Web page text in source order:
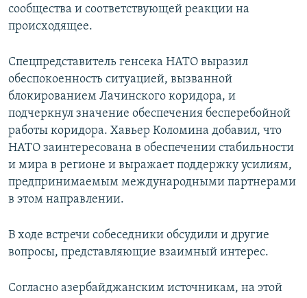
сообщества и соответствующей реакции на
происходящее.
Спецпредставитель генсека НАТО выразил
обеспокоенность ситуацией, вызванной
блокированием Лачинского коридора, и
подчеркнул значение обеспечения бесперебойной
работы коридора. Хавьер Коломина добавил, что
НАТО заинтересована в обеспечении стабильности
и мира в регионе и выражает поддержку усилиям,
предпринимаемым международными партнерами
в этом направлении.
В ходе встречи собеседники обсудили и другие
вопросы, представляющие взаимный интерес.
Согласно азербайджанским источникам, на этой